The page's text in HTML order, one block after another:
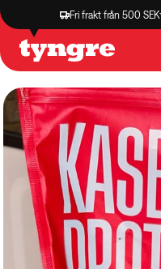
Fri frakt från 500 SEK
Butik Recept